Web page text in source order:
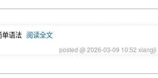
语法 阅读全文
posted @ 2026-03-09 10:52 xiangji